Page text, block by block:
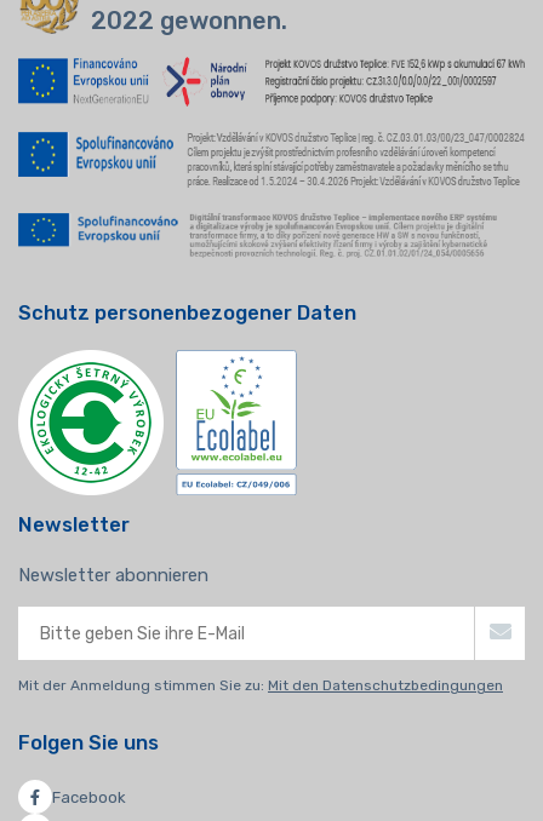
2022 gewonnen.
Schutz personenbezogener Daten
Newsletter
Newsletter abonnieren
Mit der Anmeldung stimmen Sie zu: Mit den Datenschutzbedingungen
Folgen Sie uns
Facebook